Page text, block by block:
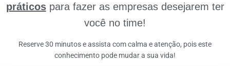
práticospara fazer as empresas desejarem ter
você no time!
Reserve 30 minutos e assista com calma e atenção, pois este
conhecimento pode mudar a sua vida!